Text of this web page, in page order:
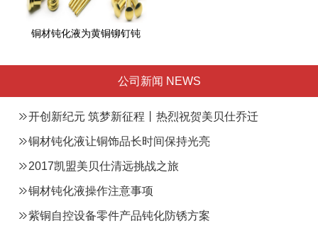
铜材钝化液为黄铜铆钉钝
公司新闻 NEWS
开创新纪元 筑梦新征程丨热烈祝贺美贝仕乔迁
总部之喜
铜材钝化液让铜饰品长时间保持光亮
2017凯盟美贝仕清远挑战之旅
铜材钝化液操作注意事项
紫铜自控设备零件产品钝化防锈方案